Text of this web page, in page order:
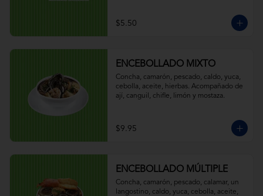
$5.50
ENCEBOLLADO MIXTO
Concha, camarón, pescado, caldo, yuca,
cebolla, aceite, hierbas. Acompañado de
ají, canguil, chifle, limón y mostaza.
$9.95
ENCEBOLLADO MÚLTIPLE
Concha, camarón, pescado, calamar, un
langostino, caldo, yuca, cebolla, aceite,